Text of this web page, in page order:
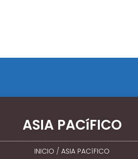
ASIA PACíFICO
INICIO / ASIA PACíFICO